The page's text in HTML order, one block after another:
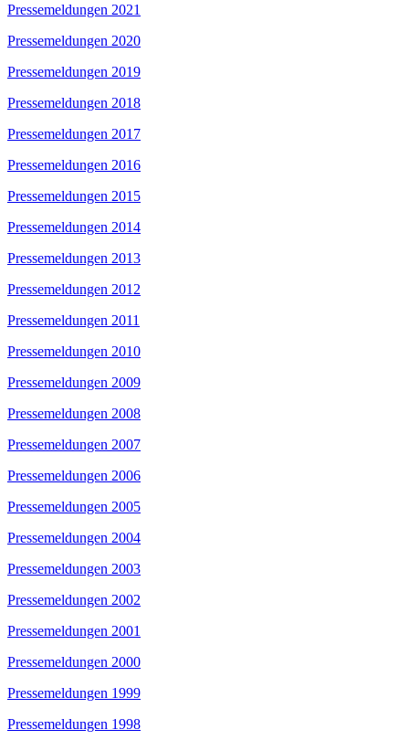
Pressemeldungen 2021
Pressemeldungen 2020
Pressemeldungen 2019
Pressemeldungen 2018
Pressemeldungen 2017
Pressemeldungen 2016
Pressemeldungen 2015
Pressemeldungen 2014
Pressemeldungen 2013
Pressemeldungen 2012
Pressemeldungen 2011
Pressemeldungen 2010
Pressemeldungen 2009
Pressemeldungen 2008
Pressemeldungen 2007
Pressemeldungen 2006
Pressemeldungen 2005
Pressemeldungen 2004
Pressemeldungen 2003
Pressemeldungen 2002
Pressemeldungen 2001
Pressemeldungen 2000
Pressemeldungen 1999
Pressemeldungen 1998